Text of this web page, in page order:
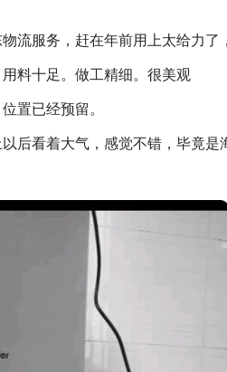
流服务，赶在年前用上太给力了
料十足。做工精细。很美观
置已经预留。
后看着大气，感觉不错，毕竟是